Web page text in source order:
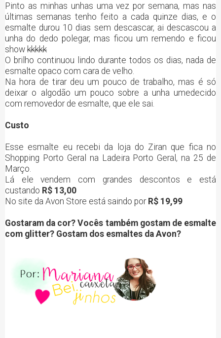
Pinto as minhas unhas uma vez por semana, mas nas
últimas semanas tenho feito a cada quinze dias, e o
esmalte durou 10 dias sem descascar, ai descascou a
unha do dedo polegar, mas ficou um remendo e ficou
show kkkkk
O brilho continuou lindo durante todos os dias, nada de
esmalte opaco com cara de velho.
Na hora de tirar deu um pouco de trabalho, mas é só
deixar o algodão um pouco sobre a unha umedecido
com removedor de esmalte, que ele sai.
Custo
Esse esmalte eu recebi da loja do Ziran que fica no
Shopping Porto Geral na Ladeira Porto Geral, na 25 de
Março.
Lá ele vendem com grandes descontos e está
custando R$ 13,00
No site da Avon Store está saindo por R$ 19,99
Gostaram da cor? Vocês também gostam de esmalte
com glitter? Gostam dos esmaltes da Avon?